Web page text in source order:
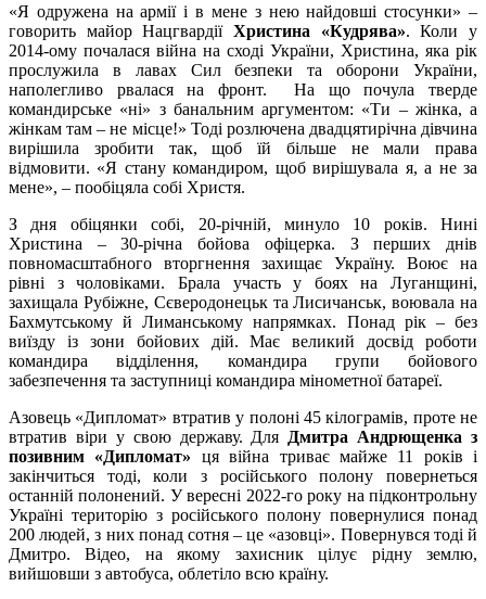
«Я одружена на армії і в мене з нею найдовші стосунки» –
говорить майор Нацгвардії Христина «Кудрява». Коли у
2014-ому почалася війна на сході України, Христина, яка рік
прослужила в лавах Сил безпеки та оборони України,
наполегливо рвалася на фронт. На що почула тверде
командирське «ні» з банальним аргументом: «Ти – жінка, а
жінкам там – не місце!» Тоді розлючена двадцятирічна дівчина
вирішила зробити так, щоб їй більше не мали права
відмовити. «Я стану командиром, щоб вирішувала я, а не за
мене», – пообіцяла собі Христя.
З дня обіцянки собі, 20-річній, минуло 10 років. Нині
Христина – 30-річна бойова офіцерка. З перших днів
повномасштабного вторгнення захищає Україну. Воює на
рівні з чоловіками. Брала участь у боях на Луганщині,
захищала Рубіжне, Сєверодонецьк та Лисичанськ, воювала на
Бахмутському й Лиманському напрямках. Понад рік – без
виїзду із зони бойових дій. Має великий досвід роботи
командира відділення, командира групи бойового
забезпечення та заступниці командира мінометної батареї.
Азовець «Дипломат» втратив у полоні 45 кілограмів, проте не
втратив віри у свою державу. Для Дмитра Андрющенка з
позивним «Дипломат» ця війна триває майже 11 років і
закінчиться тоді, коли з російського полону повернеться
останній полонений. У вересні 2022-го року на підконтрольну
Україні територію з російського полону повернулися понад
200 людей, з них понад сотня – це «азовці». Повернувся тоді й
Дмитро. Відео, на якому захисник цілує рідну землю,
вийшовши з автобуса, облетіло всю країну.